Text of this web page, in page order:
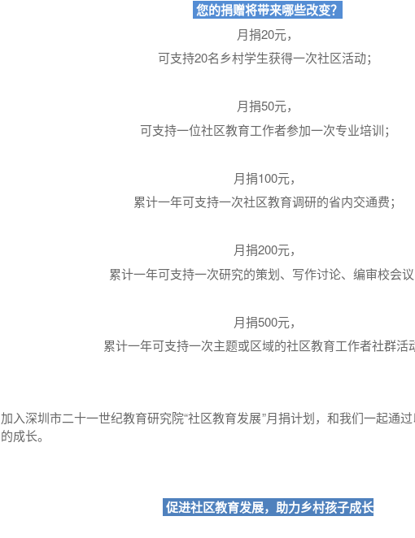
您的捐赠将带来哪些改变？
月捐20元，
可支持20名乡村学生获得一次社区活动；
月捐50元，
可支持一位社区教育工作者参加一次专业培训；
月捐100元，
累计一年可支持一次社区教育调研的省内交通费；
月捐200元，
累计一年可支持一次研究的策划、写作讨论、编审校会议
月捐500元，
累计一年可支持一次主题或区域的社区教育工作者社群活
加入深圳市二十一世纪教育研究院“社区教育发展”月捐计划，和我们一起通
的成长。
促进社区教育发展，助力乡村孩子成长